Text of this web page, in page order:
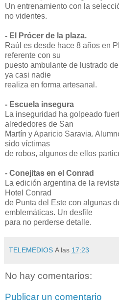
Un entrenamiento con la
no videntes.
- El Prócer de la plaza.
Raúl es desde hace 8 años en
referente con su
puesto ambulante de lustrado
ya casi nadie
realiza en forma artesanal.
- Escuela insegura
La inseguridad ha golpeado
alrededores de San
Martín y Aparicio Saravia.
sido víctimas
de robos, algunos de ellos
- Conejitas en el Conrad
La edición argentina de la
Hotel Conrad
de Punta del Este con algunas
emblemáticas. Un desfile
para no perderse detalle.
TELEMEDIOS A las 17:23
No hay comentarios:
Publicar un comentario